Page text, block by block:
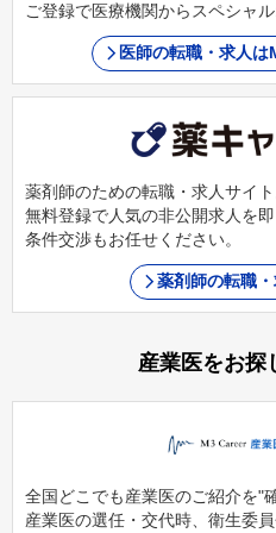
ご登録で医療機関からスペシャ
医師の転職・求人
薬剤師のための転職・求人サイ
無料登録で人気の非公開求人を
条件交渉もお任せください。
薬剤師の転職
産業医をお探
全国どこでも産業医のご紹介を"
産業医の選任・交代時、衛生委